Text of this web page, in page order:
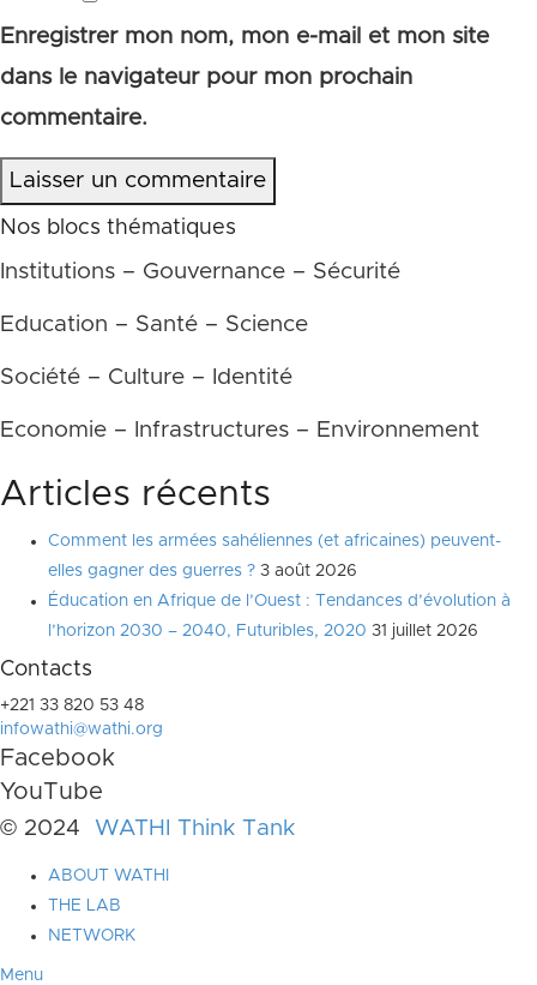
Enregistrer mon nom, mon e-mail et mon site
dans le navigateur pour mon prochain
commentaire.
Laisser un commentaire
Nos blocs thématiques
Institutions – Gouvernance – Sécurité
Education – Santé – Science
Société – Culture – Identité
Economie – Infrastructures – Environnement
Articles récents
Comment les armées sahéliennes (et africaines) peuvent-
elles gagner des guerres ? 3 août 2026
Éducation en Afrique de l’Ouest : Tendances d’évolution à
l’horizon 2030 – 2040, Futuribles, 2020 31 juillet 2026
Contacts
+221 33 820 53 48
infowathi@wathi.org
Facebook
YouTube
© 2024 WATHI Think Tank
ABOUT WATHI
THE LAB
NETWORK
Menu